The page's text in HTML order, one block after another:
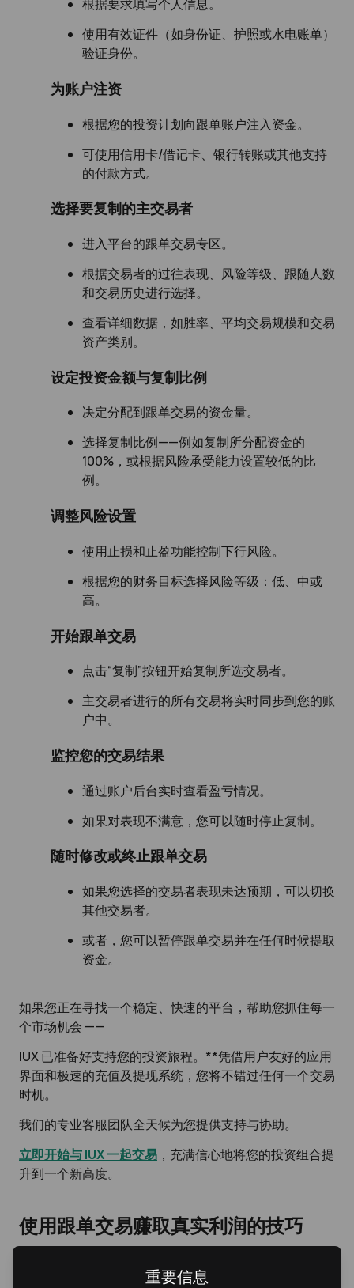
根据要求填写个人信息。
使用有效证件（如身份证、护照或水电账单）
验证身份。
为账户注资
根据您的投资计划向跟单账户注入资金。
可使用信用卡/借记卡、银行转账或其他支持
的付款方式。
选择要复制的主交易者
进入平台的跟单交易专区。
根据交易者的过往表现、风险等级、跟随人数
和交易历史进行选择。
查看详细数据，如胜率、平均交易规模和交易
资产类别。
设定投资金额与复制比例
决定分配到跟单交易的资金量。
选择复制比例——例如复制所分配资金的
100%，或根据风险承受能力设置较低的比
例。
调整风险设置
使用止损和止盈功能控制下行风险。
根据您的财务目标选择风险等级：低、中或
高。
开始跟单交易
点击“复制”按钮开始复制所选交易者。
主交易者进行的所有交易将实时同步到您的账
户中。
监控您的交易结果
通过账户后台实时查看盈亏情况。
如果对表现不满意，您可以随时停止复制。
随时修改或终止跟单交易
如果您选择的交易者表现未达预期，可以切换
其他交易者。
或者，您可以暂停跟单交易并在任何时候提取
资金。
如果您正在寻找一个稳定、快速的平台，帮助您抓住每一
个市场机会 ——
IUX 已准备好支持您的投资旅程。**凭借用户友好的应用
界面和极速的充值及提现系统，您将不错过任何一个交易
时机。
我们的专业客服团队全天候为您提供支持与协助。
立即开始与 IUX 一起交易 ，充满信心地将您的投资组合提
升到一个新高度。
使用跟单交易赚取真实利润的技巧
选择表现稳定的交易者
重要信息